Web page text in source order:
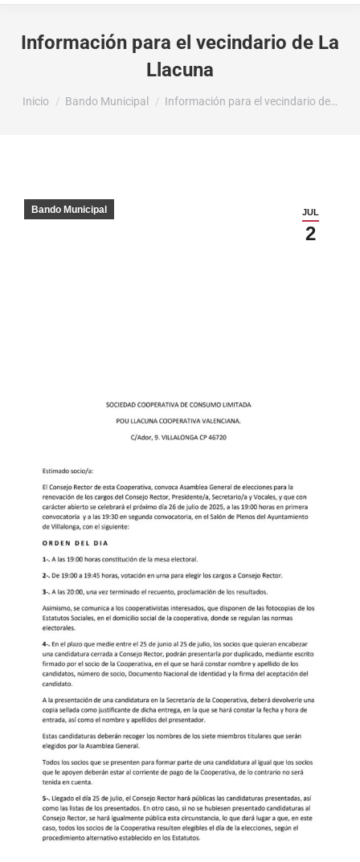
Información para el vecindario de La
Llacuna
Estás aquí:
Inicio Bando Municipal Información para el vecindario de…
JUL
2
Bando Municipal